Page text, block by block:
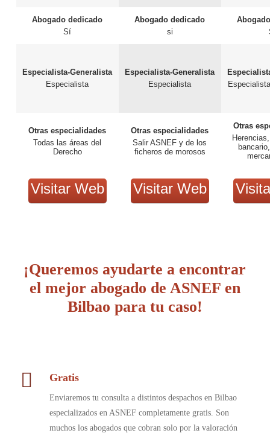
Abogado dedicado
Sí
Especialista-Generalista
Especialista
Otras especialidades
Todas las áreas del
Derecho
Visitar Web
Abogado dedicado
si
Especialista-Generalista
Especialista
Otras especialidades
Salir ASNEF y de los
ficheros de morosos
Visitar Web
Otras
¡Queremos ayudarte a encontrar
el mejor abogado de ASNEF en
Bilbao para tu caso!
Gratis
Enviaremos tu consulta a distintos despachos en Bilbao
especializados en ASNEF completamente gratis. Son
muchos los abogados que cobran solo por la valoración